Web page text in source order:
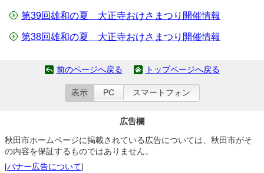
第39回雄和の夏 大正寺おけさまつり開催情報
第38回雄和の夏 大正寺おけさまつり開催情報
前のページへ戻る トップページへ戻る
表示 PC スマートフォン
広告欄
秋田市ホームページに掲載されている広告については、秋田市がそ
の内容を保証するものではありません。
[バナー広告について]